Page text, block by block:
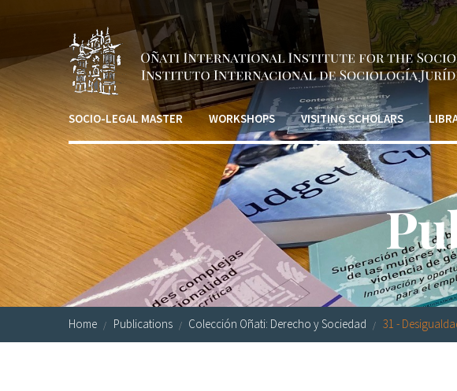
SOCIO-LEGAL MASTER WORKSHOPS VISITING SCHOLARS
Home Publications Colección Oñati: Derecho y Sociedad 31 -